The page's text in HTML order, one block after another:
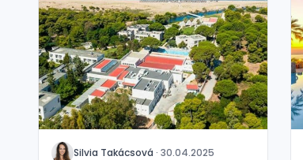
J Silvia Takácsová · 30.04.2025